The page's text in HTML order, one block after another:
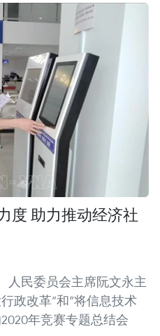
度 助力推动经济社
人民委员会主席阮文永主
政改革”和“将信息技术
年竞赛专题总结会